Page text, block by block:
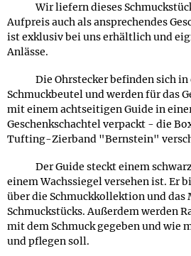
Wir liefern dieses
Aufpreis auch als ansprechendes
ist exklusiv bei uns erhältlich und
Anlässe.
Die Ohrstecker befinden sich
Schmuckbeutel und werden für das
mit einem achtseitigen Guide in
Geschenkschachtel verpackt - die
Tufting-Zierband "Bernstein"
Der Guide steckt einem
einem Wachssiegel versehen ist. Er
über die Schmuckkollektion und das
Schmuckstücks. Außerdem werden
mit dem Schmuck gegeben und wie
und pflegen soll.